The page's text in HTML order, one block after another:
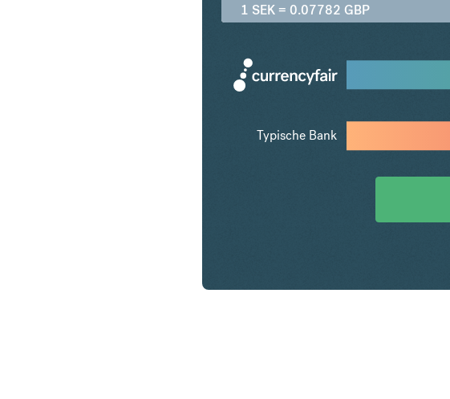
1 SEK = 0.07782 GBP
Typische Bank